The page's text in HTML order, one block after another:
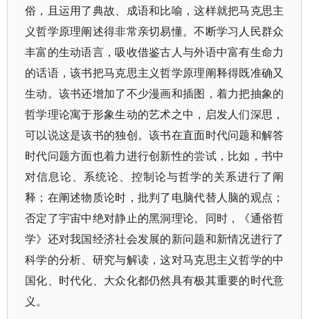
俗，且运用了典故、成语和比喻，这样就把马克思主
义哲学原理阐述得非常亲切易懂。不断学习人民群众
丰富的生动语言，吸收借鉴古人与外语中富有生命力
的话语，该书把马克思主义哲学原理阐释得既准确又
生动。该书还增加了不少漫画和插图，着力把抽象的
哲学理论寓于形象生动的艺术之中，启发人们深思，
可以说这是该书的独创。该书在直面时代问题和解答
时代问题方面也着力进行创新性的尝试，比如，书中
对信息论、系统论、控制论与哲学的关系进行了阐
释；在阐述物质论时，批判了电脑代替人脑的观点；
否定了宇宙中绝对静止的黑洞理论。同时，《通俗哲
学》还对我国经济社会发展的新问题和新情况进行了
科学的分析、研究与解读，这对马克思主义哲学的中
国化、时代化、大众化都仍然具有极其重要的时代意
义。